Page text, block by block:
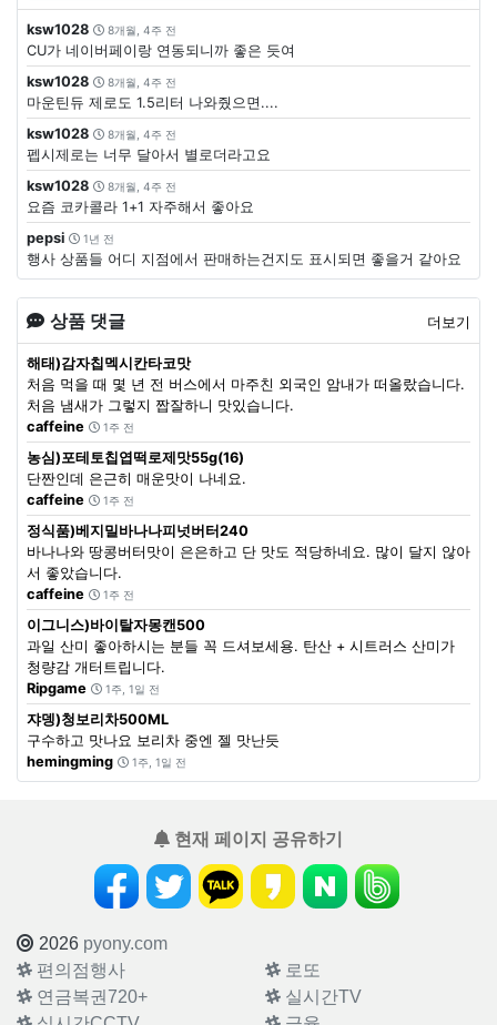
ksw1028 8개월, 4주 전
CU가 네이버페이랑 연동되니까 좋은 듯여
ksw1028
8개월, 4주 전
마운틴듀 제로도 1.5리터 나와줬으면....
ksw1028
8개월, 4주 전
펩시제로는 너무 달아서 별로더라고요
ksw1028
8개월, 4주 전
요즘 코카콜라 1+1 자주해서 좋아요
pepsi
1년 전
행사 상품들 어디 지점에서 판매하는건지도 표시되면 좋을거 같아요
상품 댓글 더보기
해태)감자칩멕시칸타코맛
처음 먹을 때 몇 년 전 버스에서 마주친 외국인 암내가 떠올랐습니다.
처음 냄새가 그렇지 짭잘하니 맛있습니다.
caffeine
1주 전
농심)포테토칩엽떡로제맛55g(16)
단짠인데 은근히 매운맛이 나네요.
caffeine
1주 전
정식품)베지밀바나나피넛버터240
바나나와 땅콩버터맛이 은은하고 단 맛도 적당하네요. 많이 달지 않아
서 좋았습니다.
caffeine
1주 전
이그니스)바이탈자몽캔500
과일 산미 좋아하시는 분들 꼭 드셔보세용. 탄산 + 시트러스 산미가
청량감 개터트립니다.
Ripgame
1주, 1일 전
쟈뎅)청보리차500ML
구수하고 맛나요 보리차 중엔 젤 맛난듯
hemingming
1주, 1일 전
현재 페이지 공유하기
2026 pyony.com
편의점행사
로또
연금복권720+
실시간TV